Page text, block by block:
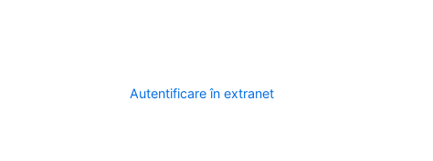
Autentificare în extranet